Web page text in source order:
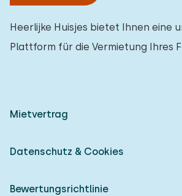
Heerlijke Huisjes bietet Ihnen eine
Plattform für die Vermietung Ihres
Mietvertrag
Datenschutz & Cookies
Bewertungsrichtlinie